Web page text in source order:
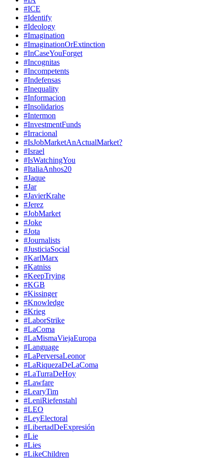
#ICE
#Identify
#Ideology
#Imagination
#ImaginationOrExtinction
#InCaseYouForget
#Incognitas
#Incompetents
#Indefensas
#Inequality
#Informacion
#Insolidarios
#Intermon
#InvestmentFunds
#Irracional
#IsJobMarketAnActualMarket?
#Israel
#IsWatchingYou
#ItaliaAnhos20
#Jaque
#Jar
#JavierKrahe
#Jerez
#JobMarket
#Joke
#Jota
#Journalists
#JusticiaSocial
#KarlMarx
#Katniss
#KeepTrying
#KGB
#Kissinger
#Knowledge
#Krieg
#LaborStrike
#LaComa
#LaMismaViejaEuropa
#Language
#LaPerversaLeonor
#LaRiquezaDeLaComa
#LaTurraDeHoy
#Lawfare
#LearyTim
#LeniRiefenstahl
#LEO
#LeyElectoral
#LibertadDeExpresión
#Lie
#Lies
#LikeChildren